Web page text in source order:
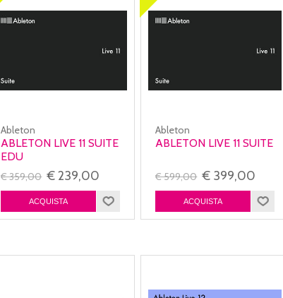
Ableton
ABLETON LIVE 11 SUITE
EDU
€ 359,00 € 239,00
Ableton
ABLETON LIVE 11 SUITE
€ 599,00 € 399,00